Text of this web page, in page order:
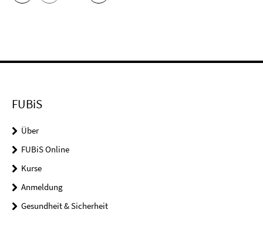
FUBiS
Über
FUBiS Online
Kurse
Anmeldung
Gesundheit & Sicherheit